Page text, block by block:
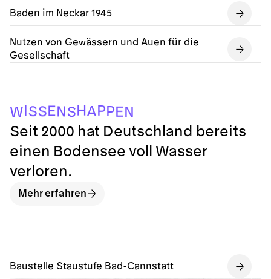
Baden im Neckar 1945
Nutzen von Gewässern und Auen für die
Gesellschaft
Baustelle Staustufe Bad-Cannstatt
WISSENSHAP PEN
Seit 2000 hat Deutschland bereits
einen Bodensee voll Wasser
verloren.
Mehr erfahren